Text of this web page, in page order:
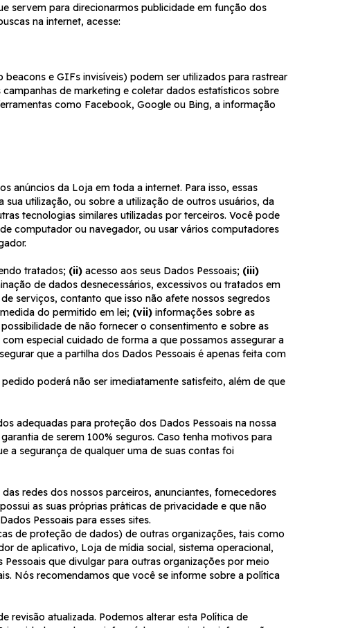
servem para direcionarmos publicidade em função dos
na internet, acesse:
e GIFs invisíveis) podem ser utilizados para rastrear
de marketing e coletar dados estatísticos sobre
como Facebook, Google ou Bing, a informação
anúncios da Loja em toda a internet. Para isso, essas
utilização, ou sobre a utilização de outros usuários, da
tecnologias similares utilizadas por terceiros. Você pode
computador ou navegador, ou usar vários computadores
tratados; (ii) acesso aos seus Dados Pessoais; (iii)
de dados desnecessários, excessivos ou tratados em
serviços, contanto que isso não afete nossos segredos
do permitido em lei; (vii) informações sobre as
de não fornecer o consentimento e sobre as
especial cuidado de forma a que possamos assegurar a
que a partilha dos Dados Pessoais é apenas feita com
poderá não ser imediatamente satisfeito, além de que
adequadas para proteção dos Dados Pessoais na nossa
de serem 100% seguros. Caso tenha motivos para
a segurança de qualquer uma de suas contas foi
redes dos nossos parceiros, anunciantes, fornecedores
as suas próprias práticas de privacidade e que não
Pessoais para esses sites.
de proteção de dados) de outras organizações, tais como
de aplicativo, Loja de mídia social, sistema operacional,
que divulgar para outras organizações por meio
Nós recomendamos que você se informe sobre a política
revisão atualizada. Podemos alterar esta Política de